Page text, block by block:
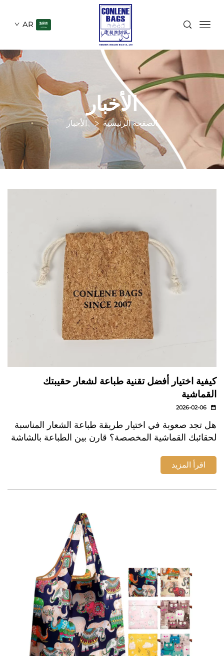
AR
الأخبار
الصفحة الرئيسية الأخبار
كيفية اختيار أفضل تقنية طباعة لشعار حقيبتك
القماشية
2026-02-06
هل تجد صعوبة في اختيار طريقة طباعة الشعار المناسبة
لحقائبك القماشية المخصصة؟ قارن بين الطباعة بالشاشة
حيث التصميم والميزانية والمتانة. احصل الآن ...
اقرأ المزيد